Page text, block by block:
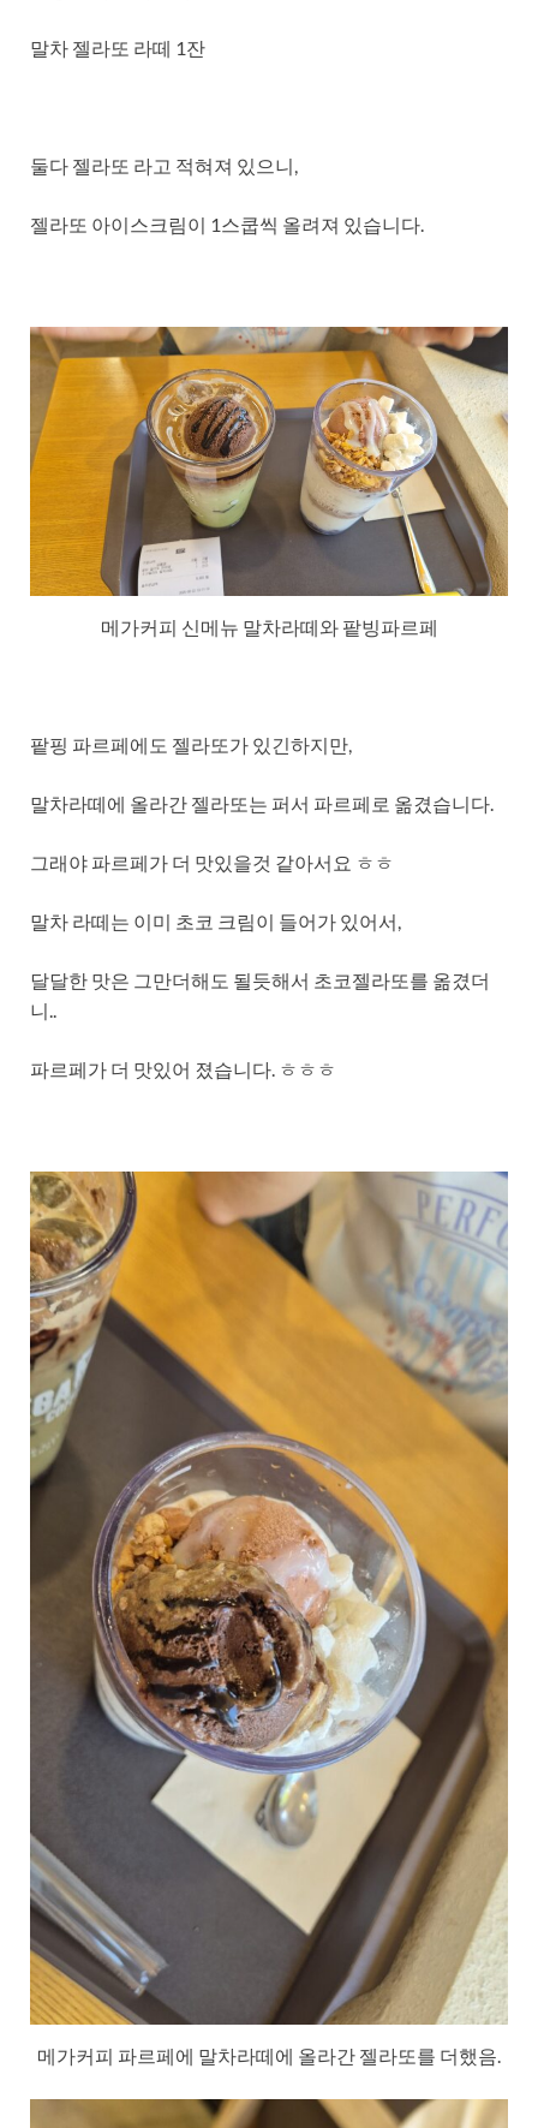
말차 젤라또 라떼 1잔
둘다 젤라또 라고 적혀져 있으니,
젤라또 아이스크림이 1스쿱씩 올려져 있습니다.
메가커피 신메뉴 말차라떼와 팥빙파르페
팥핑 파르페에도 젤라또가 있긴하지만,
말차라떼에 올라간 젤라또는 퍼서 파르페로 옮겼습니다.
그래야 파르페가 더 맛있을것 같아서요 ㅎㅎ
말차 라떼는 이미 초코 크림이 들어가 있어서,
달달한 맛은 그만더해도 될듯해서 초코젤라또를 옮겼더
니..
파르페가 더 맛있어 졌습니다. ㅎㅎㅎ
메가커피 파르페에 말차라떼에 올라간 젤라또를 더했음.